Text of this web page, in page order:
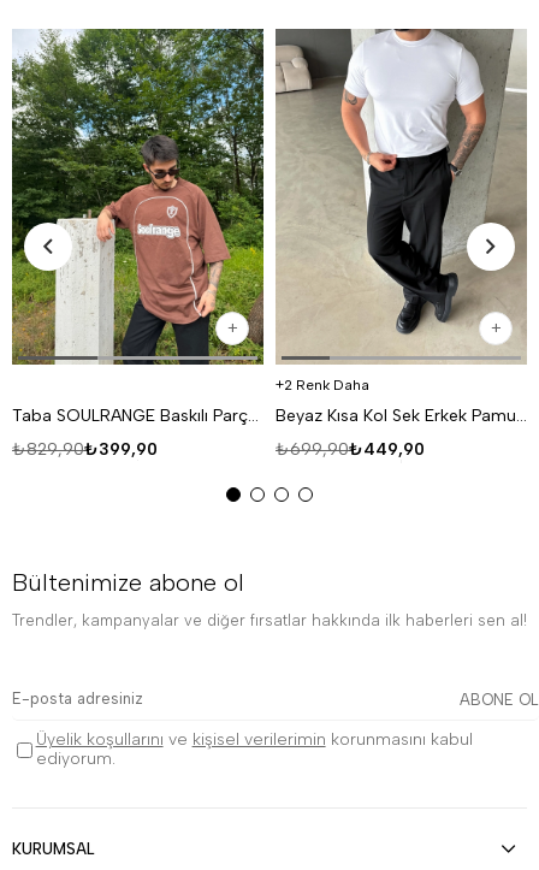
Taba SOULRANGE Baskılı Parçalı Oversize T-SHIRT PNC 1009
₺399,90
₺829,90
2 Renk Daha
Beyaz Kısa Kol Sek Erkek Pamuk Likralı T-SHİRT SC
₺449,90
₺699,90
Bültenimize abone ol
Trendler, kampanyalar ve diğer fırsatlar hakkında ilk haberleri sen al!
ABONE OL
Üyelik koşullarını ve kişisel verilerimin korunmasını kabul
ediyorum.
KURUMSAL